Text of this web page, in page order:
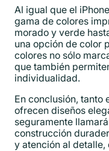
Al igual que el
gama de colores
morado y verde
una opción de color
colores no sólo
que también
individualidad.
En conclusión, tanto
ofrecen diseños
seguramente
construcción
y atención al detalle,